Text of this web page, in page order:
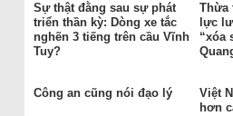
Sự thật đằng sau sự phát
triển thần kỳ: Dòng xe tắc
nghẽn 3 tiếng trên cầu Vĩnh
Tuy?
Thừa
lực
“xóa
Công an cũng nói đạo lý
Việt
hơn